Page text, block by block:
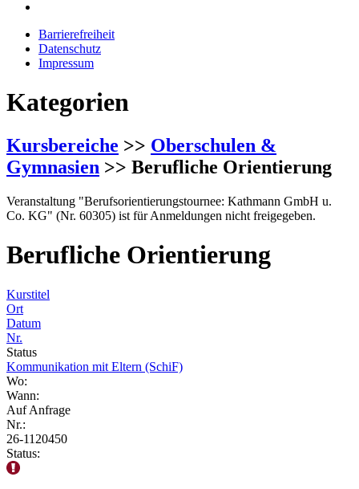
Barrierefreiheit
Datenschutz
Impressum
Kategorien
Kursbereiche >> Oberschulen &
Gymnasien >> Berufliche Orientierung
Veranstaltung "Berufsorientierungstournee: Kathmann GmbH u.
Co. KG" (Nr. 60305) ist für Anmeldungen nicht freigegeben.
Berufliche Orientierung
Kurstitel
Ort
Datum
Nr.
Status
Kommunikation mit Eltern (SchiF)
Wo:
Wann:
Auf Anfrage
Nr.:
26-1120450
Status: